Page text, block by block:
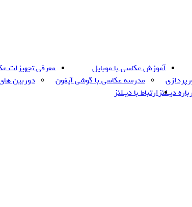
آموزش عکاسی با موبایل
مدرسه عکاسی با گوشی آیفون
معرفی تجهیزات
دوربین
دیـلنزارتباط با دیـلنز